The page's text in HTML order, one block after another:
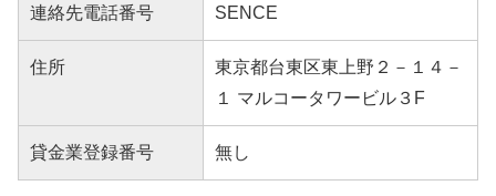
連絡先電話番号 SENCE
住所
東京都台東区東上野２－１４－
１ マルコータワービル３F
貸金業登録番号 無し